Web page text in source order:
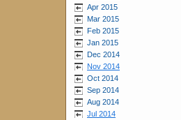
Apr 2015
Mar 2015
Feb 2015
Jan 2015
Dec 2014
Nov 2014
Oct 2014
Sep 2014
Aug 2014
Jul 2014